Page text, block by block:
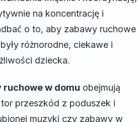
na koncentrację i
o to, aby zabawy ruchowe
różnorodne, ciekawe i
dziecka.
ruchowe w domu obejmują
przeszkód z poduszek i
muzyki czy zabawy w